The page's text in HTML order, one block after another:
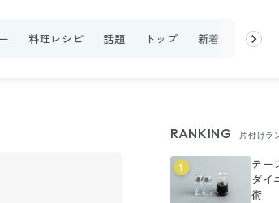
料理レシピ 話題 トップ 新着 ランキ
RANKING 片付けラ
1
テー
ダイ
術